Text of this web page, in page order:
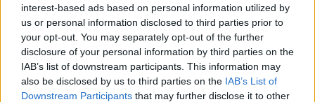
interest-based ads based on personal information utilized by
us or personal information disclosed to third parties prior to
your opt-out. You may separately opt-out of the further
disclosure of your personal information by third parties on the
IAB’s list of downstream participants. This information may
also be disclosed by us to third parties on the IAB’s List of
Downstream Participants that may further disclose it to other
Advertorial
Περισσότερα από το